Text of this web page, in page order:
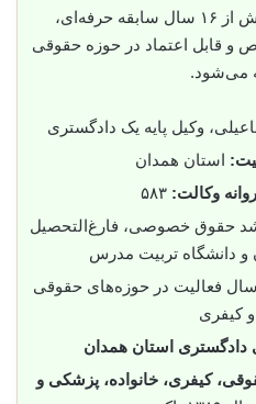
استان همدان است که با بیش از ۱۶ سال سابقه حرفه‌ای،
و قابل اعتماد در حوزه حقوقی
می‌شود.
وکیل پایه یک دادگستری
استان همدان
وکالت:
حقوق خصوصی، فارغ‌التحصیل
و دانشگاه تربیت مدرس
بیش از ۱۶ سال فعالیت در حوزه‌های حقوقی
و کیفری
دادگستری استان همدان
کیفری، خانواده، پزشکی و